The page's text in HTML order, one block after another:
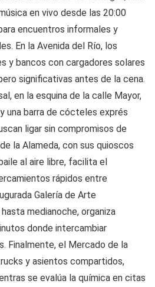
en vivo desde las 20:00
encuentros informales y
En la Avenida del Río, los
y bancos con cargadores solares
significativas antes de la cena.
en la esquina de la calle Mayor,
una barra de cócteles exprés
ligar sin compromisos de
la Alameda, con sus quioscos
al aire libre, facilita el
rápidos entre
Galería de Arte
medianoche, organiza
donde intercambiar
Finalmente, el Mercado de la
y asientos compartidos,
se evalúa la química en citas